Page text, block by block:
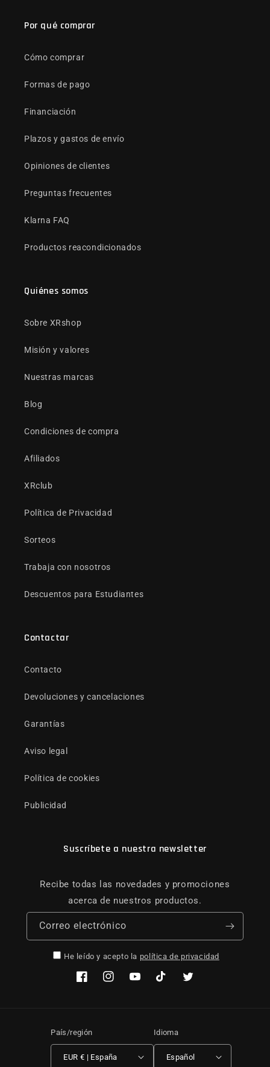
Por qué comprar
Cómo comprar
Formas de pago
Financiación
Plazos y gastos de envío
Opiniones de clientes
Preguntas frecuentes
Klarna FAQ
Productos reacondicionados
Quiénes somos
Sobre XRshop
Misión y valores
Nuestras marcas
Blog
Condiciones de compra
Afiliados
XRclub
Política de Privacidad
Sorteos
Trabaja con nosotros
Descuentos para Estudiantes
Contactar
Contacto
Devoluciones y cancelaciones
Garantías
Aviso legal
Política de cookies
Publicidad
Suscríbete a nuestra newsletter
Recibe todas las novedades y promociones
acerca de nuestros productos.
Correo electrónico
He leído y acepto la política de privacidad
FacebookInstagramYouTubeTikTok Twitter
País/región
EUR € | España
Idioma
Español